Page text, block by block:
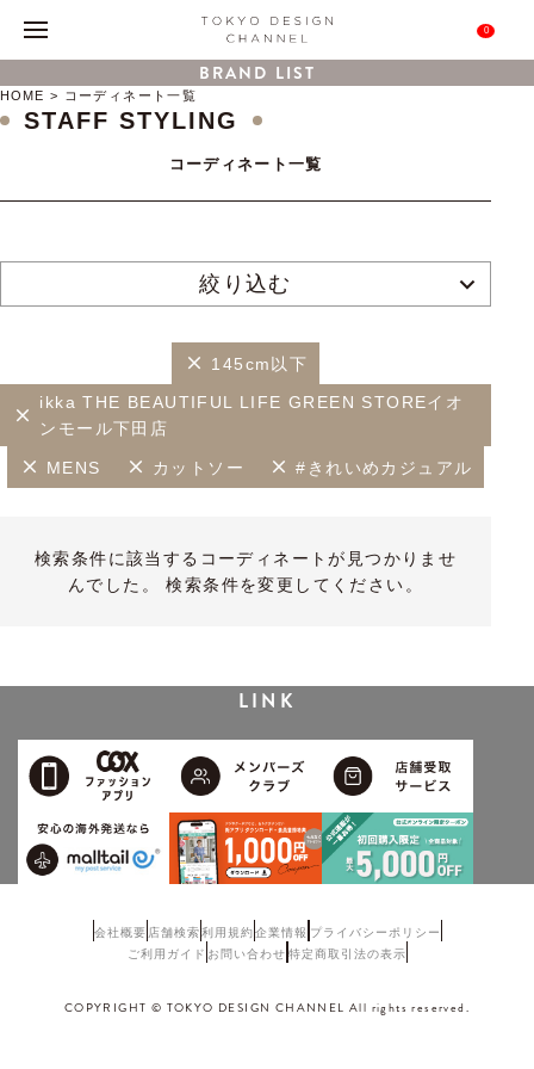
0
BRAND LIST
HOME コーディネート一覧
STAFF STYLING
コーディネート一覧
絞り込む
145cm以下
ikka THE BEAUTIFUL LIFE GREEN STOREイオ
ンモール下田店
MENS カットソー #きれいめカジュアル
検索条件に該当するコーディネートが見つかりませ
んでした。 検索条件を変更してください。
LINK
会社概要 店舗検索利用規約企業情報 プライバシーポリシー
ご利用ガイド お問い合わせ 特定商取引法の表示
COPYRIGHT © TOKYO DESIGN CHANNEL All rights reserved.